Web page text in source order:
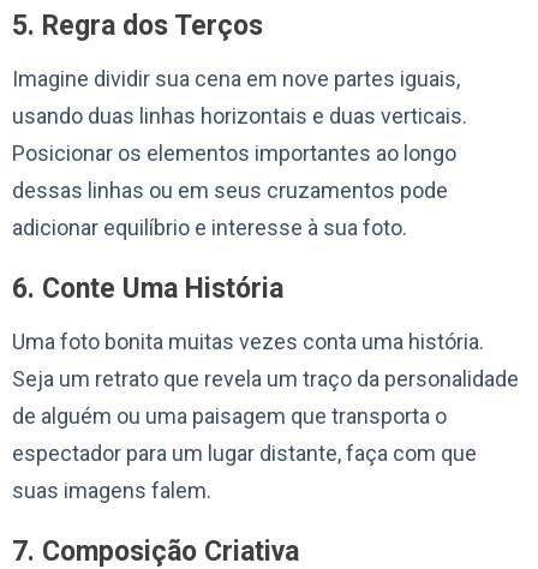
5. Regra dos Terços
Imagine dividir sua cena em nove partes iguais,
usando duas linhas horizontais e duas verticais.
Posicionar os elementos importantes ao longo
dessas linhas ou em seus cruzamentos pode
adicionar equilíbrio e interesse à sua foto.
6. Conte Uma História
Uma foto bonita muitas vezes conta uma história.
Seja um retrato que revela um traço da personalidade
de alguém ou uma paisagem que transporta o
espectador para um lugar distante, faça com que
suas imagens falem.
7. Composição Criativa